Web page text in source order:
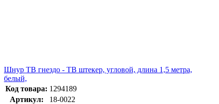
Шнур ТВ гнездо - ТВ штекер, угловой, длина 1,5 метра,
белый,
Код товара: 1294189
Артикул:
18-0022